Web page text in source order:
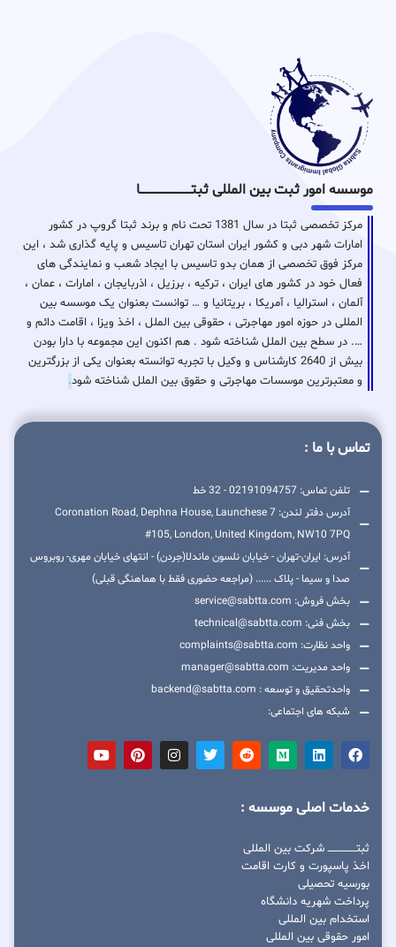
موسسه امور ثبت بین المللی ثبتـــــــــــــــــــــــــــــا
مرکز تخصصی ثبتا در سال 1381 تحت نام و برند ثبتا گروپ در کشور
امارات شهر دبی و کشور ایران استان تهران تاسیس و پایه گذاری شد ، این
مرکز فوق تخصصی از همان بدو تاسیس با ایجاد شعب و نمایندگی های
فعال خود در کشور های ایران ، ترکیه ، برزیل ، اذربایجان ، امارات ، عمان ،
آلمان ، استرالیا ، آمریکا ، بریتانیا و … توانست بعنوان یک موسسه بین
المللی در حوزه امور مهاجرتی ، حقوقی بین الملل ، اخذ ویزا ، اقامت دائم و
…. در سطح بین الملل شناخته شود . هم اکنون این مجموعه با دارا بودن
بیش از 2640 کارشناس و وکیل با تجربه توانسته بعنوان یکی از بزرگترین
و معتبرترین موسسات مهاجرتی و حقوق بین الملل شناخته شود.
تماس با ما :
تلفن تماس: 02191094757 - 32 خط
آدرس دفتر لندن: 7 Coronation Road, Dephna House, Launchese
#105, London, United Kingdom, NW10 7PQ
آدرس: ایران-تهران - خیابان نلسون ماندلا(جردن) - انتهای خیابان مهری- روبروس
صدا و سیما - پلاک ...... (مراجعه حضوری فقط با هماهنگی قبلی)
بخش فروش: service@sabtta.com
بخش فنی: technical@sabtta.com
واحد نظارت: complaints@sabtta.com
واحد مدیریت: manager@sabtta.com
واحدتحقیق و توسعه : backend@sabtta.com
شبکه های اجتماعی:
خدمات اصلی موسسه :
ثبتــــــــــــــــ شرکت بین المللی
اخذ پاسپورت و کارت اقامت
بورسیه تحصیلی
پرداخت شهریه دانشگاه
استخدام بین المللی
امور حقوقی بین المللی